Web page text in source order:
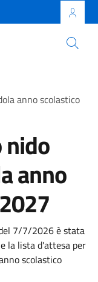
anno scolastico
nido
anno
7/7/2026 è stata
la lista d'attesa per
scolastico